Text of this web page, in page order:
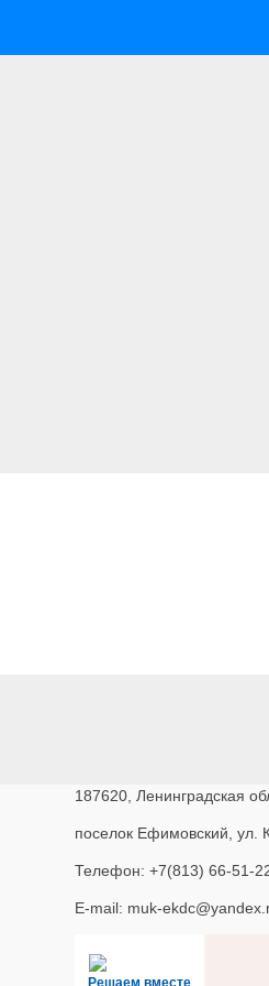
187620, Ленинградская
поселок Ефимовский, ул.
Телефон: +7(813) 66-51-
E-mail: muk-
Решаем вместе